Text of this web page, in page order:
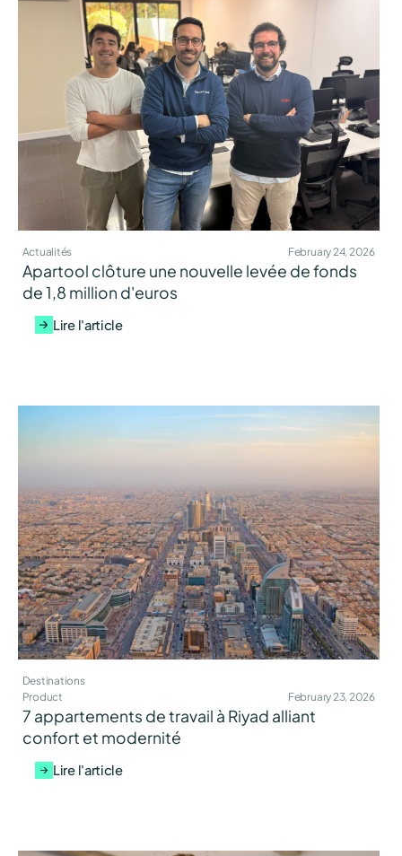
Actualités February 24, 2026
Apartool clôture une nouvelle levée de fonds
de 1,8 million d'euros
Lire l'article
Destinations
Product
February 23, 2026
7 appartements de travail à Riyad alliant
confort et modernité
Lire l'article